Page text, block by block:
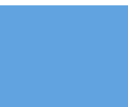
Gefest